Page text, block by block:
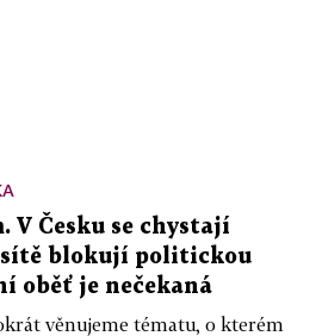
V Česku se chystají
sítě blokují politickou
oběť je nečekaná
věnujeme tématu, o kterém